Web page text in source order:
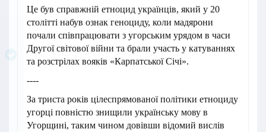
Це був справжній етноцид українців, який у 20
столітті набув ознак геноциду, коли мадярони
почали співпрацювати з угорським урядом в часи
Другої світової війни та брали участь у катуваннях
та розстрілах вояків «Карпатської Січі».
----
За триста років цілеспрямованої політики етноциду
угорці повністю знищили українську мову в
Угорщині, таким чином довівши відомий вислів